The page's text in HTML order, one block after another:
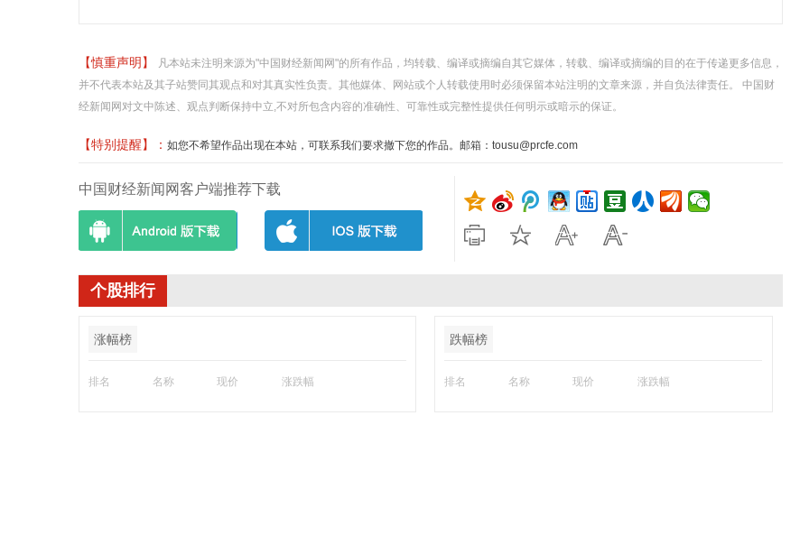
【慎重声明】
凡本站未注明来源为"中国财经新闻网"的所有作品，均转载、编译或摘编自其它媒体，转载、编译或摘编的目的在于传递更多信息，
并不代表本站及其子站赞同其观点和对其真实性负责。其他媒体、网站或个人转载使用时必须保留本站注明的文章来源，并自负法律责任。 中国财
经新闻网对文中陈述、观点判断保持中立,不对所包含内容的准确性、可靠性或完整性提供任何明示或暗示的保证。
【特别提醒】： 如您不希望作品出现在本站，可联系我们要求撤下您的作品。邮箱：tousu@prcfe.com
中国财经新闻网客户端推荐下载
个股排行
涨幅榜
排名 名称 现价 涨跌幅
跌幅榜
排名 名称 现价 涨跌幅